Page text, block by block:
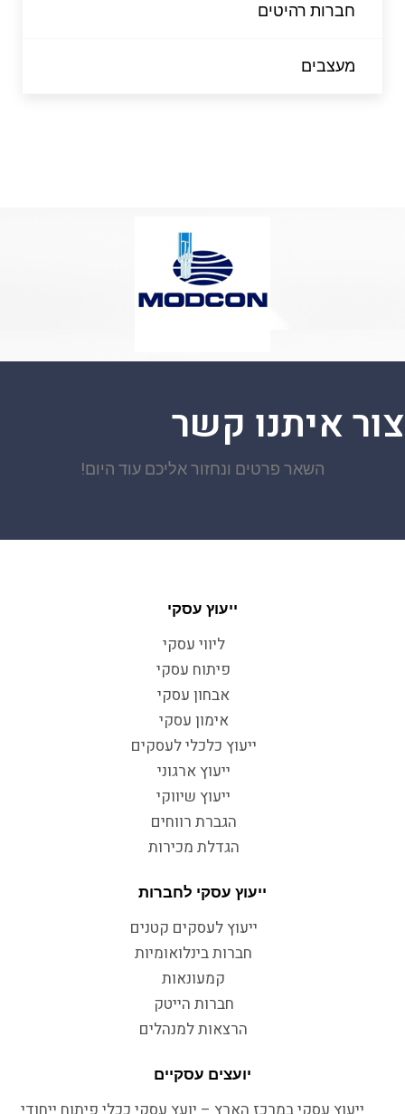
חברות רהיטים
מעצבים
צור איתנו קשר
השאר פרטים ונחזור אליכם עוד היום!
ייעוץ עסקי
ליווי עסקי
פיתוח עסקי
אבחון עסקי
אימון עסקי
ייעוץ כלכלי לעסקים
ייעוץ ארגוני
ייעוץ שיווקי
הגברת רווחים
הגדלת מכירות
ייעוץ עסקי לחברות
ייעוץ לעסקים קטנים
חברות בינלואומיות
קמעונאות
חברות הייטק
הרצאות למנהלים
יועצים עסקיים